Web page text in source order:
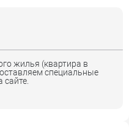
жилья (квартира в
специальные
сайте.